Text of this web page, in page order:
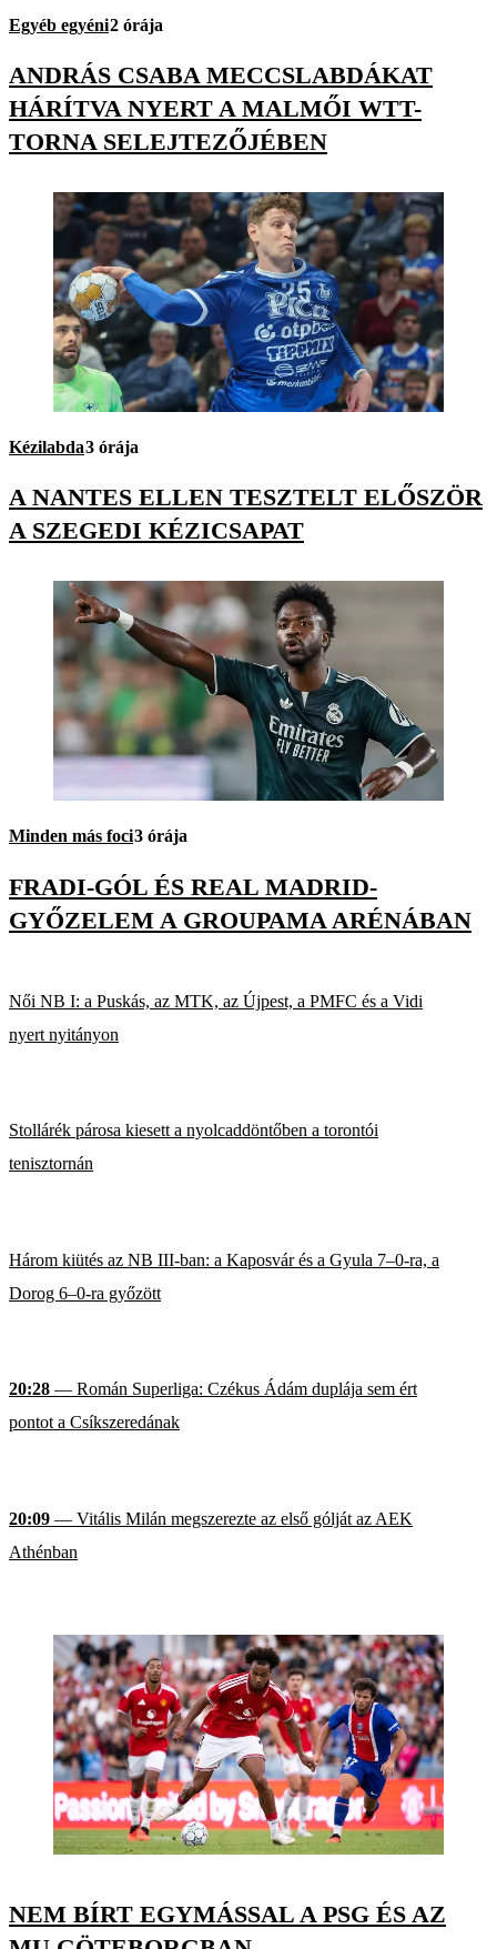
Egyéb egyéni2 órája
ANDRÁS CSABA MECCSLABDÁKAT
HÁRÍTVA NYERT A MALMŐI WTT-
TORNA SELEJTEZŐJÉBEN
Kézilabda3 órája
A NANTES ELLEN TESZTELT ELŐSZÖR
A SZEGEDI KÉZICSAPAT
Minden más foci3 órája
FRADI-GÓL ÉS REAL MADRID-
GYŐZELEM A GROUPAMA ARÉNÁBAN
Női NB I: a Puskás, az MTK, az Újpest, a PMFC és a Vidi
nyert nyitányon
Stollárék párosa kiesett a nyolcaddöntőben a torontói
tenisztornán
Három kiütés az NB III-ban: a Kaposvár és a Gyula 7–0-ra, a
Dorog 6–0-ra győzött
20:28 — Román Superliga: Czékus Ádám duplája sem ért
pontot a Csíkszeredának
20:09 — Vitális Milán megszerezte az első gólját az AEK
Athénban
NEM BÍRT EGYMÁSSAL A PSG ÉS AZ